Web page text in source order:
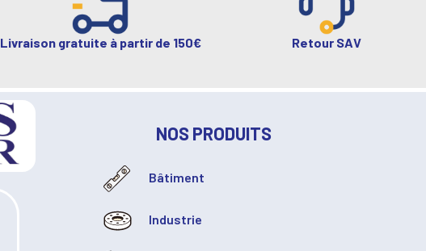
Livraison gratuite à partir de 150€ Retour SAV
NOS PRODUITS
Bâtiment
Industrie